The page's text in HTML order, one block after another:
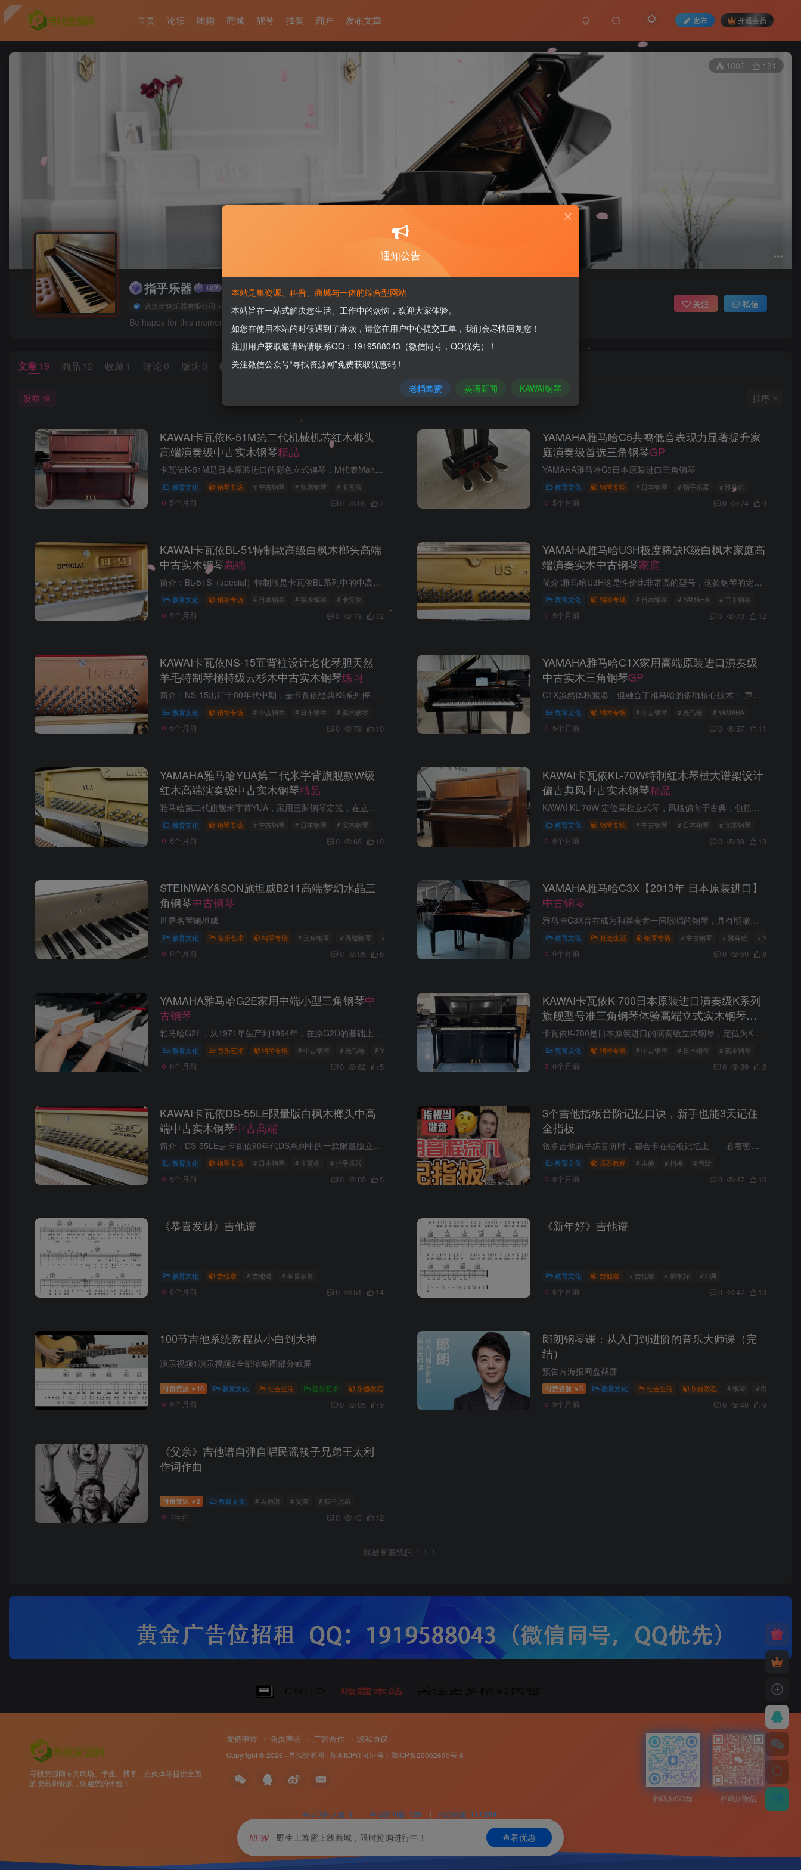
首页 论坛 团购 商城 靓号 抽奖 商户 发布文章 发布 开通会员
1802 181
指乎乐器 极好 · 1000 UID:9
武汉齿轮乐器有限公司 管理员
Be happy for this moment, this moment is your life.
关注 私信
文章19 商品 12 收藏 1 评论 0 版块 0 帖子0 粉丝0
发布 19 排序
KAWAI卡瓦依K-51M第二代机械机芯红木榔头
高端演奏级中古实木钢琴精品
卡瓦依K-51M是日本原装进口的彩色立式钢琴，M代表Mahogany（桃花心木色），为木质外观涂装。属于K系列的高端型号，生产于2002年1月至2006年4月期间。琴键盖带缓降功能，分腿设计简约大方。 卡瓦...
教育文化 钢琴专场 # 中古钢琴 # 实木钢琴 # 卡瓦依
5个月前 0 65 7
YAMAHA雅马哈C5共鸣低音表现力显著提升家
庭演奏级首选三角钢琴GP
YAMAHA雅马哈C5日本原装进口三角钢琴
教育文化 钢琴专场 # 日本钢琴 # 指乎乐器 # 雅马哈
5个月前 0 74 9
KAWAI卡瓦依BL-51特制款高级白枫木榔头高端
中古实木钢琴高端
简介：BL-51S（special）特制版是卡瓦依BL系列中的中高端型号，其在材质、工艺和音色等方面都有独特之处。上盖板有雕花设计，这是特制版区别于普通版的显著特征之一，也是其高端身份的象征。 特...
教育文化 钢琴专场 # 日本钢琴 # 实木钢琴 # 卡瓦依
5个月前 0 73 12
YAMAHA雅马哈U3H极度稀缺K级白枫木家庭高
端演奏实木中古钢琴家庭
简介∶雅马哈U3H这是性价比非常高的型号，这款钢琴的定位很高，厂家定位为家庭高端演奏使用，属于专业范畴内的一部钢琴，对于考级的使用与平时演奏是绰绰有余了，生产年限1972-1980年，采用高端...
教育文化 钢琴专场 # 日本钢琴 # YAMAHA # 二手钢琴
5个月前 0 70 12
KAWAI卡瓦依NS-15五背柱设计老化琴胆天然
羊毛特制琴槌特级云杉木中古实木钢琴练习
简介：NS-15出厂于80年代中期，是卡瓦依经典KS系列停产后续作，使用KAWAI特制高科技老化琴胆，特制琴槌（使用天然羊毛）琴键采用特制材料并做抗菌处理。 从70年代末至90年代中期，KAWAI依次推出...
教育文化 钢琴专场 # 中古钢琴 # 日本钢琴 # 实木钢琴
5个月前 0 79 10
YAMAHA雅马哈C1X家用高端原装进口演奏级
中古实木三角钢琴GP
C1X虽然体积紧凑，但融合了雅马哈的多项核心技术： 声音核心：设计目标是打造 “真正会唱歌的钢琴” ，其音板制作工艺和特制弦锤都传承自雅马哈旗舰音乐会三角钢琴CFX，旨在实现丰富的共鸣和细...
教育文化 钢琴专场 # 中古钢琴 # 雅马哈 # YAMAHA
5个月前 0 57 11
YAMAHA雅马哈YUA第二代米字背旗舰款W级
红木高端演奏级中古实木钢琴精品
雅马哈第二代旗舰米字背YUA，采用三脚钢琴定弦，在立式钢琴中非常罕见，最有亮点的功能是中间的踏板设计为和三角钢琴一样的选择性延音，和手拉式弱音，是非常高端的演奏型钢琴，而且大谱架后面...
教育文化 钢琴专场 # 中古钢琴 # 日本钢琴 # 实木钢琴
6个月前 0 63 10
KAWAI卡瓦依KL-70W特制红木琴棰大谱架设计
偏古典风中古实木钢琴精品
KAWAI KL-70W 定位高档立式琴，风格偏向于古典，包括键盘盖以及前脸设计都与三角琴极为相似，使得音色更加柔和透彻，共鸣更加和谐浑厚。采用大谱架设计，特制红木琴棰，抗老化机芯，六背柱设计...
教育文化 钢琴专场 # 中古钢琴 # 日本钢琴 # 实木钢琴
6个月前 0 38 13
STEINWAY&SON施坦威B211高端梦幻水晶三
角钢琴中古钢琴
世界名琴施坦威
教育文化 音乐艺术 钢琴专场 # 三角钢琴 # 高端钢琴 # 施坦威
6个月前 0 95 6
YAMAHA雅马哈C3X【2013年 日本原装进口】
中古钢琴
雅马哈C3X旨在成为和弹奏者一同歌唱的钢琴，具有明澈的泛音效果和丰富的和谐音色，能够满足专业演奏家对于细致弹奏控制的严格要求。 使用基于CFX系列的弦锤，并根据琴体大小进行调整，确保了音...
教育文化 社会生活 钢琴专场 # 中古钢琴 # 雅马哈 # YAMAHA
6个月前 0 59 8
YAMAHA雅马哈G2E家用中端小型三角钢琴中
古钢琴
雅马哈G2E，从1971年生产到1994年，在原G2D的基础上做了大量改进与提升研制的一款家用中端小型三角钢琴。 这个型号性价比非常高，其低音区非常浑厚饱满，中音铿锵有力，高音通透明亮，深受专业...
教育文化 音乐艺术 钢琴专场 # 中古钢琴 # 雅马哈 # YAMAHA
6个月前 0 62 5
KAWAI卡瓦依K-700日本原装进口演奏级K系列
旗舰型号准三角钢琴体验高端立式实木钢琴立
式中古
卡瓦依K-700是日本原装进口的演奏级立式钢琴，定位为K系列旗舰型号，被誉为'准三角钢琴体验'的高端产品。适合专业演奏者、高级学生和追求三角钢琴音色表现但受空间限制的用户，特别适合喜欢音色...
教育文化 钢琴专场 # 中古钢琴 # 日本钢琴 # 实木钢琴
6个月前 0 89 6
KAWAI卡瓦依DS-55LE限量版白枫木榔头中高
端中古实木钢琴中古高端
简介：DS-55LE是卡瓦依90年代DS系列中的一款限量版立式钢琴，钢板上有限量版英文全称“LIMITED EDITION”，是一款面向百货商店销售的中高端系列。 该系列钢琴采用实木云杉木音板，能带来良好...
教育文化 钢琴专场 # 日本钢琴 # 卡瓦依 # 指乎乐器
6个月前 0 65 5
3个吉他指板音阶记忆口诀，新手也能3天记住
全指板
很多吉他新手练音阶时，都会卡在指板记忆上——看着密密麻麻的品格，不知道每个音的位置，弹solo时只能盯着前3品，稍微换个把位就手忙脚乱。其实记指板不用死记硬背，掌握几个实用口诀，结合日...
教育文化 乐器教程 # 吉他 # 指板 # 音阶
6个月前 0 47 10
《恭喜发财》吉他谱
教育文化 吉他谱 # 吉他谱 # 恭喜发财
6个月前 0 51 14
《新年好》吉他谱
教育文化 吉他谱 # 吉他谱 # 新年好 # C调
6个月前 0 47 13
100节吉他系统教程从小白到大神
演示视频1演示视频2全部缩略图部分截屏
付费资源 ￥ 10 教育文化 社会生活 音乐艺术 乐器教程
8个月前 0 85 9
郎朗钢琴课：从入门到进阶的音乐大师课（完
结）
预告片海报网盘截屏
付费资源 ￥5 教育文化 社会生活 乐器教程 # 钢琴 # 郎朗
9个月前 0 48 9
《父亲》吉他谱自弹自唱民谣筷子兄弟王太利
作词作曲
付费资源 ￥2 教育文化 # 吉他谱 # 父亲 # 筷子兄弟
1年前 0 43 12
我是有底线的！！！
寻找资源网专为职场、学生、博客、自媒体等提供全面
的资讯和资源，欢迎您的体验！
友链申请 免责声明 广告合作 隐私协议
Copyright © 2026 · 寻找资源网 · 备案ICP许可证号： 鄂ICP备20002690号-8
扫码加QQ群 扫码加微信
今日访问人数 1 | 今日访问量 126 | 总访问量 117,064
NEW 野生土蜂蜜上线商城，限时抢购进行中！ 查看优惠
通知公告
本站是集资源、科普、商城与一体的综合型网站
本站旨在一站式解决您生活、工作中的烦恼，欢迎大家体验。
如您在使用本站的时候遇到了麻烦，请您在用户中心提交工单，我们会尽快回复您！
注册用户获取邀请码请联系QQ：1919588043（微信同号，QQ优先）！
关注微信公众号“寻找资源网”免费获取优惠码！
老桶蜂蜜 英语新闻 KAWAI钢琴